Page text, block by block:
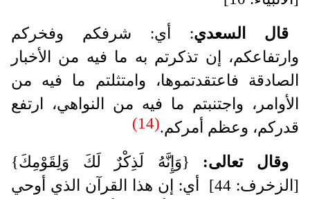
قال السعدي: أي: شرفكم وفخركم
وارتفاعكم، إن تذكرتم به ما فيه من الأخبار
الصادقة فاعتقدتموها، وامتثلتم ما فيه من
الأوامر، واجتنبتم ما فيه من النواهي، ارتفع
قدركم، وعظم أمركم.(14)
وقال تعالى: {وَإِنَّهُ لَذِكْرٌ لَكَ وَلِقَوْمِكَ}
[الزخرف: 44] أي: إن هذا القرآن الذي أوحي